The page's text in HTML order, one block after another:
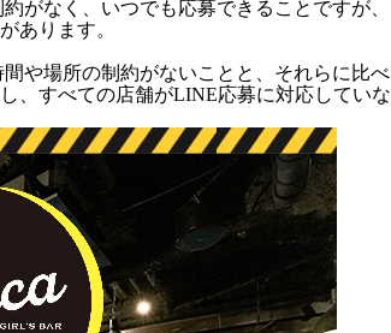
がなく、いつでも応募できることですが、
あります。
や場所の制約がないことと、それらに比べ
、すべての店舗がLINE応募に対応していな